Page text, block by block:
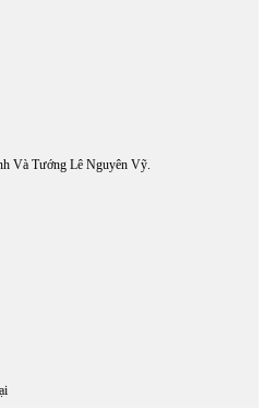
Và Tướng Lê Nguyên Vỹ.